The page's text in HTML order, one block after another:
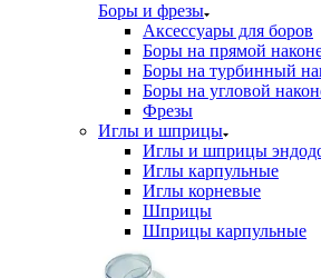
Боры и фрезы
Аксессуары для боров
Боры на прямой
Боры на турбинный
Боры на угловой
Фрезы
Иглы и шприцы
Иглы и шприцы
Иглы карпульные
Иглы корневые
Шприцы
Шприцы карпульные